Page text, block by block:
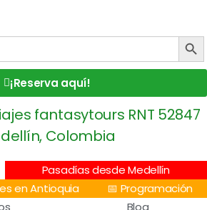
BOTÓN
¡Reserva aquí!
Pasadías desde Medellín
en Antioquia
📅 Programación
Blog